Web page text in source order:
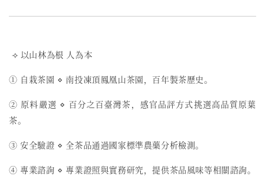
⟢ 以山林為根 人為本
① 自栽茶園 ⋄ 南投凍頂鳳凰山茶園，百年製茶歷史。
② 原料嚴選 ⋄ 百分之百臺灣茶，感官品評方式挑選高品質原葉
茶。
③ 安全驗證 ⋄ 全茶品通過國家標準農藥分析檢測。
④ 專業諮詢 ⋄ 專業證照與實務研究，提供茶品風味等相關諮詢。